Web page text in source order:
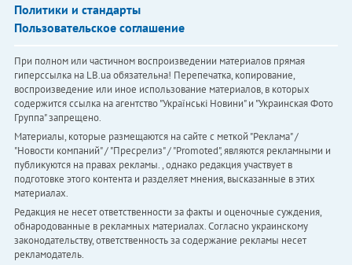
Политики и стандарты
Пользовательское соглашение
При полном или частичном воспроизведении материалов прямая
гиперссылка на LB.ua обязательна! Перепечатка, копирование,
воспроизведение или иное использование материалов, в которых
содержится ссылка на агентство "Українськi Новини" и "Украинская Фото
Группа" запрещено.
Материалы, которые размещаются на сайте с меткой "Реклама" /
"Новости компаний" / "Пресрелиз" / "Promoted", являются рекламными и
публикуются на правах рекламы. , однако редакция участвует в
подготовке этого контента и разделяет мнения, высказанные в этих
материалах.
Редакция не несет ответственности за факты и оценочные суждения,
обнародованные в рекламных материалах. Согласно украинскому
законодательству, ответственность за содержание рекламы несет
рекламодатель.